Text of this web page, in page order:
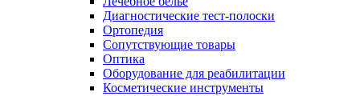
Диагностические тест-полоски
Ортопедия
Сопутствующие товары
Оптика
Оборудование для реабилитации
Косметические инструменты